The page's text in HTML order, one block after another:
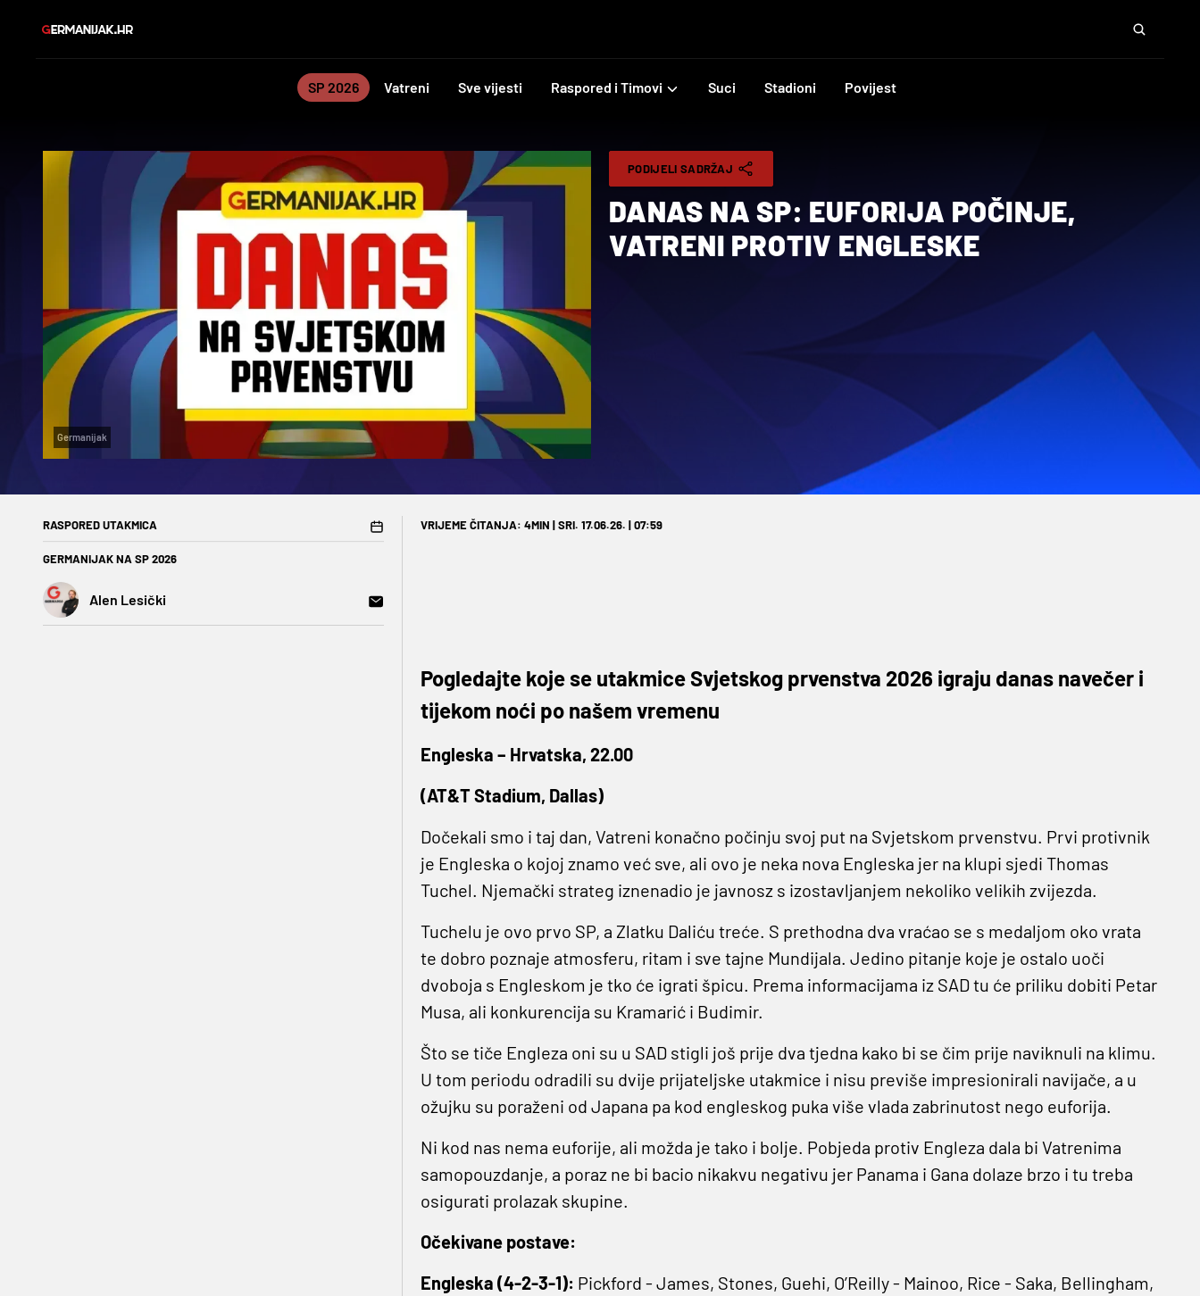
SP 2026 Vatreni Sve vijesti Raspored i Timovi Suci Stadioni Povijest
Germanijak
PODIJELI SADRŽAJ
DANAS NA SP: EUFORIJA POČINJE,
VATRENI PROTIV ENGLESKE
RASPORED UTAKMICA
GERMANIJAK NA SP 2026
Alen Lesički
VRIJEME ČITANJA: 4MIN | SRI. 17.06.26. | 07:59
Pogledajte koje se utakmice Svjetskog prvenstva 2026 igraju danas navečer i
tijekom noći po našem vremenu
Engleska – Hrvatska, 22.00
(AT&T Stadium, Dallas)
Dočekali smo i taj dan, Vatreni konačno počinju svoj put na Svjetskom prvenstvu. Prvi protivnik
je Engleska o kojoj znamo već sve, ali ovo je neka nova Engleska jer na klupi sjedi Thomas
Tuchel. Njemački strateg iznenadio je javnosz s izostavljanjem nekoliko velikih zvijezda.
Tuchelu je ovo prvo SP, a Zlatku Daliću treće. S prethodna dva vraćao se s medaljom oko vrata
te dobro poznaje atmosferu, ritam i sve tajne Mundijala. Jedino pitanje koje je ostalo uoči
dvoboja s Engleskom je tko će igrati špicu. Prema informacijama iz SAD tu će priliku dobiti Petar
Musa, ali konkurencija su Kramarić i Budimir.
Što se tiče Engleza oni su u SAD stigli još prije dva tjedna kako bi se čim prije naviknuli na klimu.
U tom periodu odradili su dvije prijateljske utakmice i nisu previše impresionirali navijače, a u
ožujku su poraženi od Japana pa kod engleskog puka više vlada zabrinutost nego euforija.
Ni kod nas nema euforije, ali možda je tako i bolje. Pobjeda protiv Engleza dala bi Vatrenima
samopouzdanje, a poraz ne bi bacio nikakvu negativu jer Panama i Gana dolaze brzo i tu treba
osigurati prolazak skupine.
Očekivane postave:
Engleska (4-2-3-1): Pickford - James, Stones, Guehi, O’Reilly - Mainoo, Rice - Saka, Bellingham,